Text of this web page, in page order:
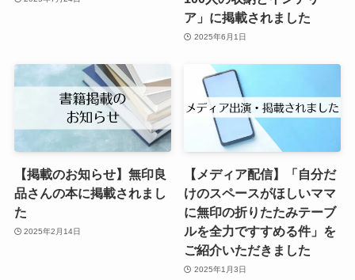
ア」に掲載されました
2025年6月1日
【掲載のお知らせ】無印良
品さんの本に掲載されまし
た
2025年2月14日
【メディア配信】「自分だ
けのスペースがほしいママ
に無印の折りたたみテーブ
ルを全力ですすめる件」を
ご紹介いただきました
2025年1月3日